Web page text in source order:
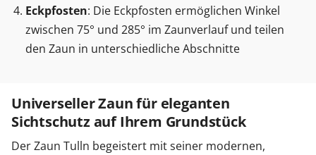
Eckpfosten: Die Eckpfosten ermöglichen Winkel
zwischen 75° und 285° im Zaunverlauf und teilen
den Zaun in unterschiedliche Abschnitte
Universeller Zaun für eleganten
Sichtschutz auf Ihrem Grundstück
Der Zaun Tulln begeistert mit seiner modernen,